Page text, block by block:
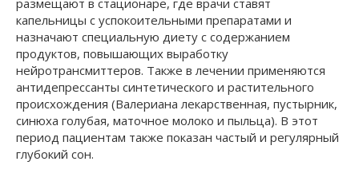
капельницы с успокоительными препаратами и
назначают специальную диету с содержанием
продуктов, повышающих выработку
нейротрансмиттеров. Также в лечении применяются
антидепрессанты синтетического и растительного
происхождения (Валериана лекарственная, пустырник,
синюха голубая, маточное молоко и пыльца). В этот
период пациентам также показан частый и регулярный
глубокий сон.